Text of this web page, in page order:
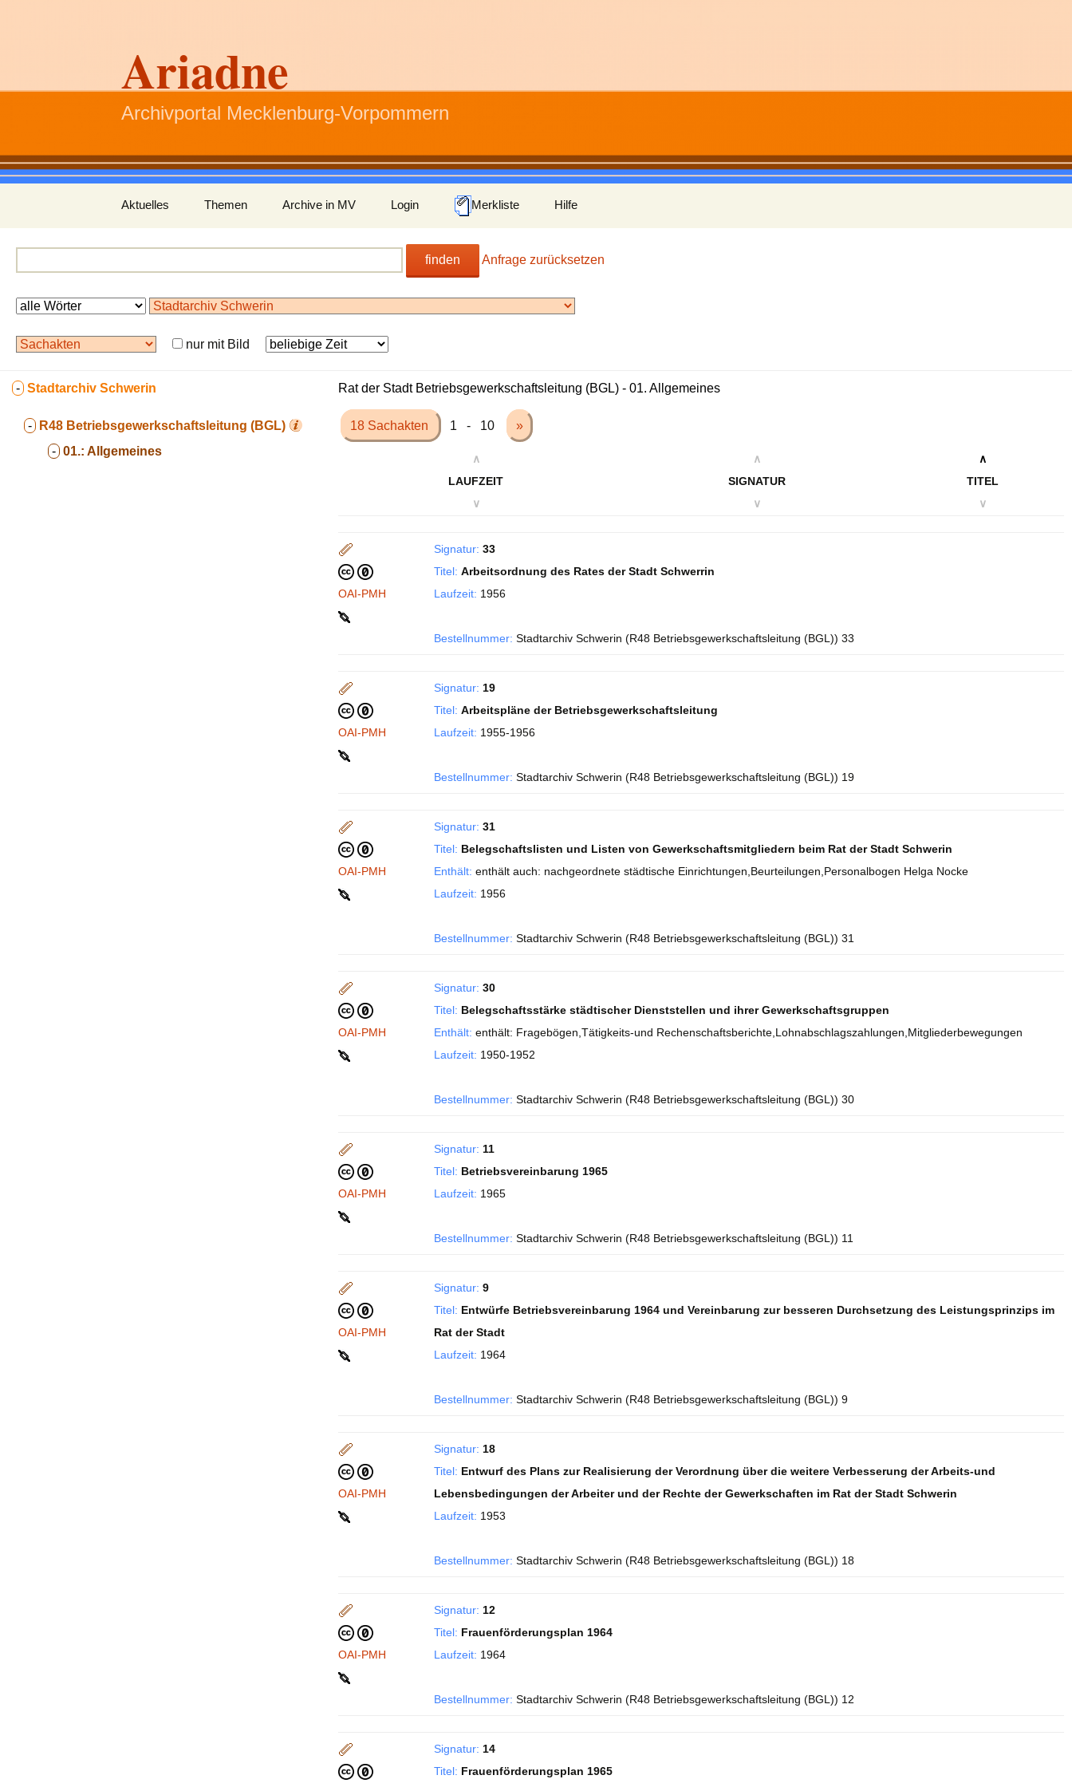
Ariadne
Archivportal Mecklenburg-Vorpommern
Inhalt
springen
Aktuelles Themen Archive in MV Login Merkliste Hilfe
finden Anfrage zurücksetzen
nur mit Bild
- Stadtarchiv Schwerin
- R48 Betriebsgewerkschaftsleitung (BGL)
- 01.: Allgemeines
Rat der Stadt Betriebsgewerkschaftsleitung (BGL) - 01. Allgemeines
18 Sachakten 1 - 10 »
∧
LAUFZEIT
∨
∧
SIGNATUR
∨
∧
TITEL
∨
OAI-PMH
Signatur: 33
Titel: Arbeitsordnung des Rates der Stadt Schwerrin
Laufzeit: 1956
Bestellnummer: Stadtarchiv Schwerin (R48 Betriebsgewerkschaftsleitung (BGL)) 33
OAI-PMH
Signatur: 19
Titel: Arbeitspläne der Betriebsgewerkschaftsleitung
Laufzeit: 1955-1956
Bestellnummer: Stadtarchiv Schwerin (R48 Betriebsgewerkschaftsleitung (BGL)) 19
OAI-PMH
Signatur: 31
Titel: Belegschaftslisten und Listen von Gewerkschaftsmitgliedern beim Rat der Stadt Schwerin
Enthält: enthält auch: nachgeordnete städtische Einrichtungen,Beurteilungen,Personalbogen Helga Nocke
Laufzeit: 1956
Bestellnummer: Stadtarchiv Schwerin (R48 Betriebsgewerkschaftsleitung (BGL)) 31
OAI-PMH
Signatur: 30
Titel: Belegschaftsstärke städtischer Dienststellen und ihrer Gewerkschaftsgruppen
Enthält: enthält: Fragebögen,Tätigkeits-und Rechenschaftsberichte,Lohnabschlagszahlungen,Mitgliederbewegungen
Laufzeit: 1950-1952
Bestellnummer: Stadtarchiv Schwerin (R48 Betriebsgewerkschaftsleitung (BGL)) 30
OAI-PMH
Signatur: 11
Titel: Betriebsvereinbarung 1965
Laufzeit: 1965
Bestellnummer: Stadtarchiv Schwerin (R48 Betriebsgewerkschaftsleitung (BGL)) 11
OAI-PMH
Signatur: 9
Titel: Entwürfe Betriebsvereinbarung 1964 und Vereinbarung zur besseren Durchsetzung des Leistungsprinzips im
Rat der Stadt
Laufzeit: 1964
Bestellnummer: Stadtarchiv Schwerin (R48 Betriebsgewerkschaftsleitung (BGL)) 9
OAI-PMH
Signatur: 18
Titel: Entwurf des Plans zur Realisierung der Verordnung über die weitere Verbesserung der Arbeits-und
Lebensbedingungen der Arbeiter und der Rechte der Gewerkschaften im Rat der Stadt Schwerin
Laufzeit: 1953
Bestellnummer: Stadtarchiv Schwerin (R48 Betriebsgewerkschaftsleitung (BGL)) 18
OAI-PMH
Signatur: 12
Titel: Frauenförderungsplan 1964
Laufzeit: 1964
Bestellnummer: Stadtarchiv Schwerin (R48 Betriebsgewerkschaftsleitung (BGL)) 12
Signatur: 14
Titel: Frauenförderungsplan 1965